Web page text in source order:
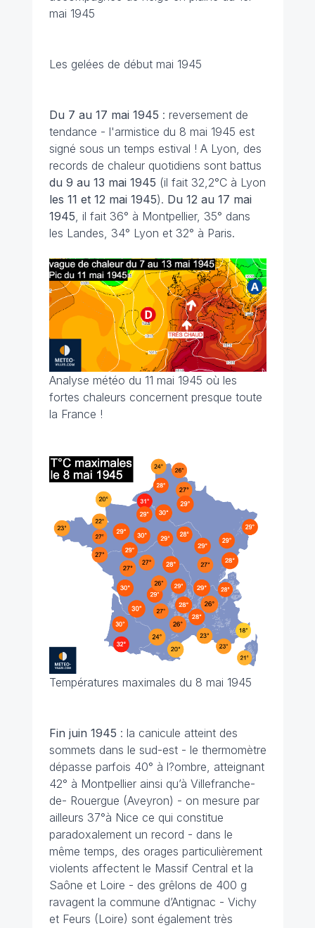
mai 1945
Les gelées de début mai 1945
Du 7 au 17 mai 1945 : reversement de
tendance - l'armistice du 8 mai 1945 est
signé sous un temps estival ! A Lyon, des
records de chaleur quotidiens sont battus
du 9 au 13 mai 1945 (il fait 32,2°C à Lyon
les 11 et 12 mai 1945). Du 12 au 17 mai
1945, il fait 36° à Montpellier, 35° dans
les Landes, 34° Lyon et 32° à Paris.
Analyse météo du 11 mai 1945 où les
fortes chaleurs concernent presque toute
la France !
Températures maximales du 8 mai 1945
Fin juin 1945 : la canicule atteint des
sommets dans le sud-est - le thermomètre
dépasse parfois 40° à l?ombre, atteignant
42° à Montpellier ainsi qu’à Villefranche-
de- Rouergue (Aveyron) - on mesure par
ailleurs 37°à Nice ce qui constitue
paradoxalement un record - dans le
même temps, des orages particulièrement
violents affectent le Massif Central et la
Saône et Loire - des grêlons de 400 g
ravagent la commune d’Antignac - Vichy
et Feurs (Loire) sont également très